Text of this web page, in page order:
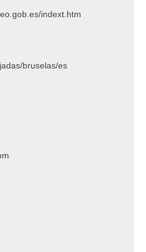
indext.htm
bruselas/es